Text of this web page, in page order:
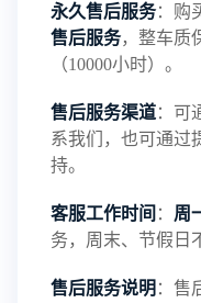
比能量为120Wh/kg
两种比能量都差不
···
磷酸铁锂电池介
永久售后服务：购
售后服务，整车质
（10000小时）。
售后服务渠道：可
系我们，也可通过
持。
客服工作时间 ： 周
务，周末、节假日
售后服务说明 ：售